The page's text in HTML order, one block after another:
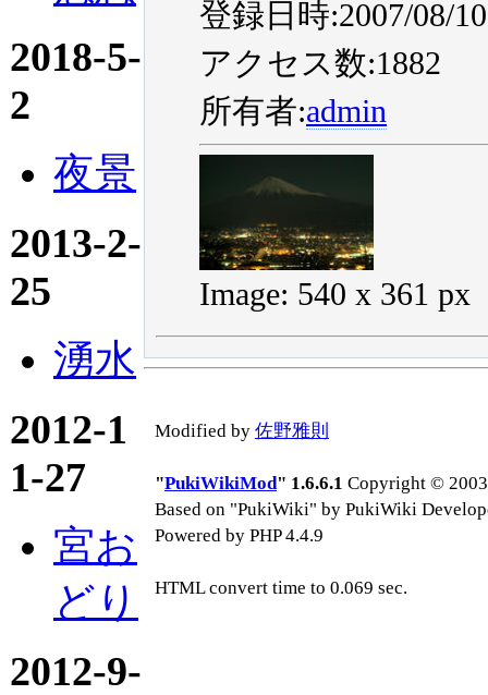
2018-5-
2
夜景
2013-2-
25
湧水
2012-1
1-27
宮お
どり
2012-9-
登録日時:2007/08/
アクセス数:1882
所有者:admin
Image: 540 x 361 px
Modified by 佐野雅則
"PukiWikiMod" 1.6.6.1 Copyright ©
Based on "PukiWiki" by PukiWiki
Powered by PHP 4.4.9
HTML convert time to 0.069 sec.